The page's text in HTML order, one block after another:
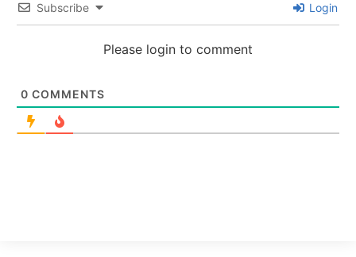
Subscribe Login
Please login to comment
0 COMMENTS